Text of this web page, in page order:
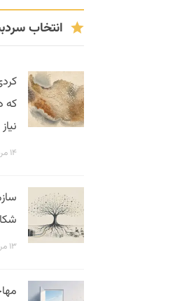
انتخاب
که
۱۴ مرداد ۱۴۰۵
۱۳ مرداد ۱۴۰۵